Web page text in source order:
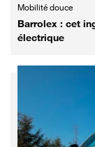
Mobilité douce
Barrolex : cet
électrique